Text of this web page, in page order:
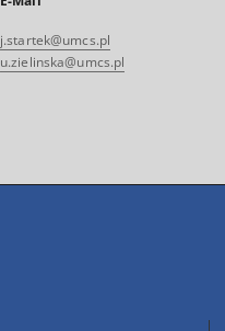
j.startek@umcs.pl
u.zielinska@umcs.pl